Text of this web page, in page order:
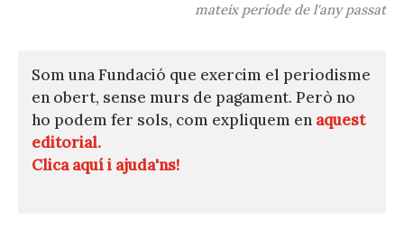
mateix període de l'any passat
Som una Fundació que exercim el periodisme
en obert, sense murs de pagament. Però no
ho podem fer sols, com expliquem en aquest
editorial.
Clica aquí i ajuda'ns!